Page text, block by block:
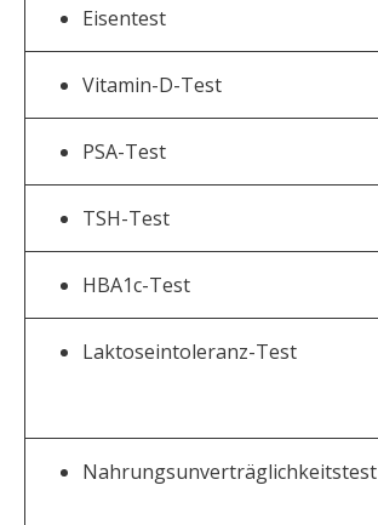
Eisentest
Vitamin-D-Test
PSA-Test
TSH-Test
HBA1c-Test
Laktoseintoleranz-Test
Nahrungsunverträglichkeitstest